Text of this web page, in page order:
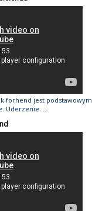
forhend jest podstawowym
Uderzenie ...